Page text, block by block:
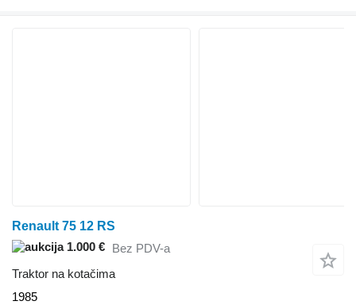
Renault 75 12 RS
1.000 € Bez PDV-a
Traktor na kotačima
1985